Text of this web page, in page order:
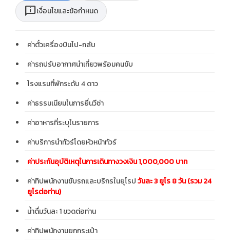
chat_infoเงื่อนไขและข้อกำหนด
ค่าตั๋วเครื่องบินไป-กลับ
ค่ารถปรับอากาศนำเที่ยวพร้อมคนขับ
โรงแรมที่พักระดับ 4 ดาว
ค่าธรรมเนียมในการยื่นวีซ่า
ค่าอาหารที่ระบุในรายการ
ค่าบริการนำทัวร์โดยหัวหน้าทัวร์
ค่าประกันอุบัติเหตุในการเดินทางวงเงิน 1,000,000 บาท
ค่าทิปพนักงานขับรถและบริกรในยุโรปวันละ 3 ยูโร 8 วัน (รวม 24
ยูโรต่อท่าน)
น้ำดื่มวันละ 1 ขวดต่อท่าน
ค่าทิปพนักงานยกกระเป๋า